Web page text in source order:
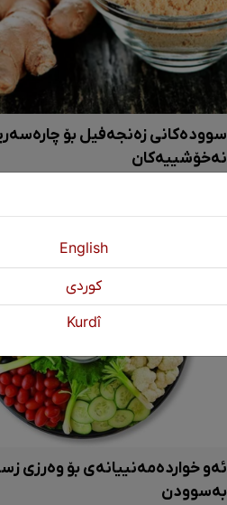
سوودەکانی زەنجەفیل بۆ
نەخۆشییەکان
ئەو خواردەمەنییانەی بۆ وەرزی
بەسوودن
English
كوردی
Kurdî